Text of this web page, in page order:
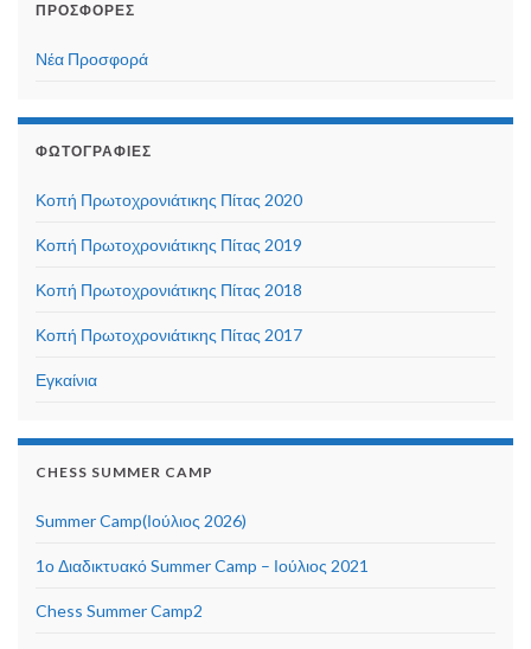
ΠΡΟΣΦΟΡΈΣ
Νέα Προσφορά
ΦΩΤΟΓΡΑΦΊΕΣ
Κοπή Πρωτοχρονιάτικης Πίτας 2020
Κοπή Πρωτοχρονιάτικης Πίτας 2019
Κοπή Πρωτοχρονιάτικης Πίτας 2018
Κοπή Πρωτοχρονιάτικης Πίτας 2017
Εγκαίνια
CHESS SUMMER CAMP
Summer Camp(Ιούλιος 2026)
1ο Διαδικτυακό Summer Camp – Ιούλιος 2021
Chess Summer Camp2